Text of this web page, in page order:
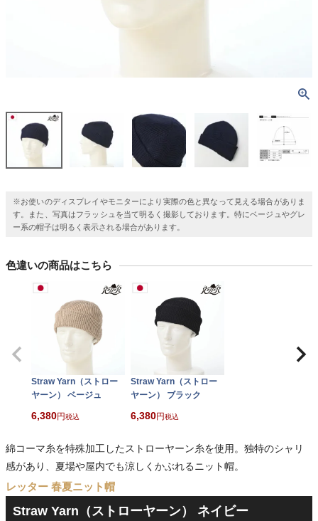
※お使いのディスプレイやモニターにより実際の色と異なって見える場合がありま
す。また、写真はフラッシュを当て明るく撮影しております。特にベージュやグレ
ー系の帽子は明るく表示される場合があります。
色違いの商品はこちら
Straw Yarn（ストロー
ヤーン） ベージュ
6,380 税込
Straw Yarn（ストロー
ヤーン） ブラック
6,380 税込
綿コーマ糸を特殊加工したストローヤーン糸を使用。独特のシャリ
感があり、夏場や屋内でも涼しくかぶれるニット帽。
レッター 春夏ニット帽
Straw Yarn（ストローヤーン） ネイビー